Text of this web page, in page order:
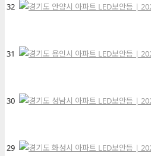
32
31
30
29